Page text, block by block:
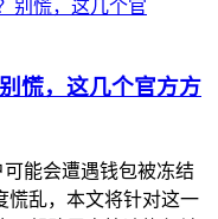
慌，这几个官方方
可能会遭遇钱包被冻结
慌乱，本文将针对这一